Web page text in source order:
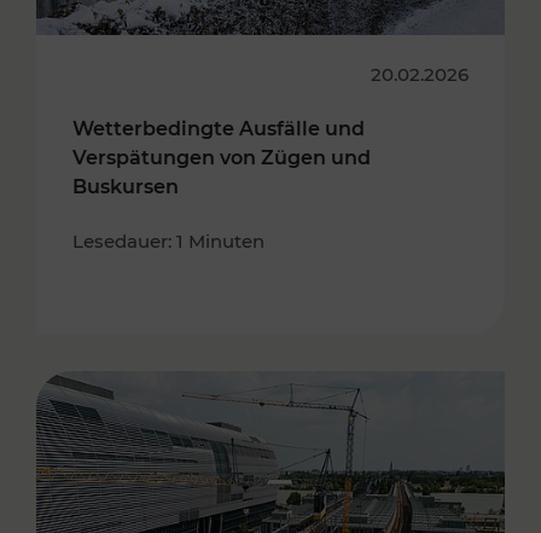
20.02.2026
Wetterbedingte Ausfälle und
Verspätungen von Zügen und
Buskursen
Lesedauer: 1 Minuten